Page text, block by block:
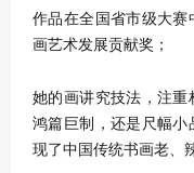
作品在全国省市级大
画艺术发展贡献奖；
她的画讲究技法，注
鸿篇巨制，还是尺幅
现了中国传统书画老、